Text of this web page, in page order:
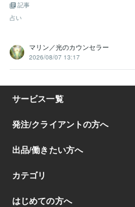
記事
占い
マリン／光のカウンセラー
2026/08/07 13:17